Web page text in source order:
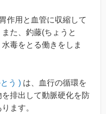
作用と血管に収縮して
た、釣藤(ちょうと
毒をとる働きをしま
う ) は、血行の循環を
排出して動脈硬化を防
ます。